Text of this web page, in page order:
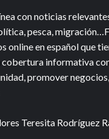
con noticias
pesca,
online en español que
informativa
promover
Teresita Rodríguez